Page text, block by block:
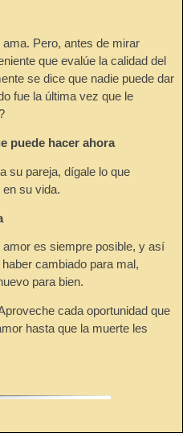
Pero, antes de mirar
que evalúe la calidad del
se dice que nadie puede dar
fue la última vez que le
puede hacer ahora
su pareja, dígale lo que
su vida.
es siempre posible, y así
cambiado para mal,
para bien.
cada oportunidad que
hasta que la muerte les